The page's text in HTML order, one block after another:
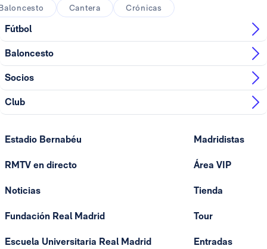
Cantera Crónicas
Fútbol
Baloncesto
Socios
Club
Estadio Bernabéu
RMTV en directo
Noticias
Fundación Real Madrid
Escuela Universitaria Real Madrid
Madridistas
Área VIP
Tienda
Tour
Entradas